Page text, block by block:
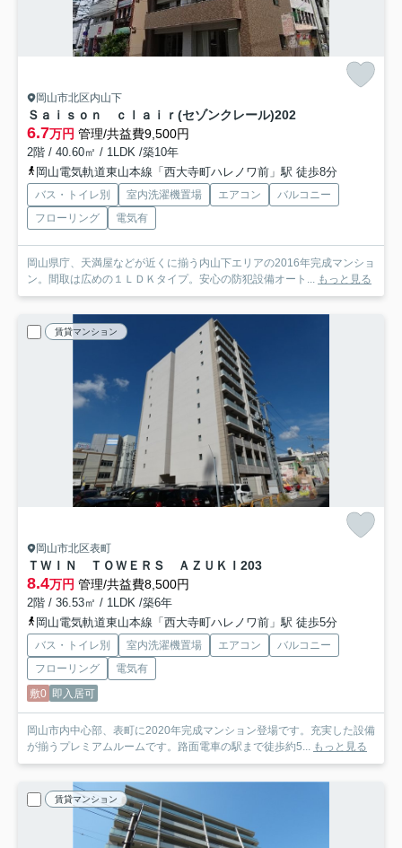
岡山市北区内山下
Ｓａｉｓｏｎ ｃｌａｉｒ(セゾンクレール)202
6.7万円 管理/共益費9,500円
2階 / 40.60㎡ / 1LDK /築10年
岡山電気軌道東山本線「西大寺町ハレノワ前」駅 徒歩8分
バス・トイレ別 室内洗濯機置場 エアコン
バルコニー
フローリング
電気有
岡山県庁、天満屋などが近くに揃う内山下エリアの2016年完成マンショ
ン。間取は広めの１ＬＤＫタイプ。安心の防犯設備オート... もっと見る
賃貸マンション
岡山市北区表町
ＴＷＩＮ ＴＯＷＥＲＳ ＡＺＵＫＩ 203
8.4万円 管理/共益費8,500円
2階 / 36.53㎡ / 1LDK /築6年
岡山電気軌道東山本線「西大寺町ハレノワ前」駅 徒歩5分
バス・トイレ別 室内洗濯機置場 エアコン
バルコニー
フローリング
電気有
敷0 即入居可
岡山市内中心部、表町に2020年完成マンション登場です。充実した設備
が揃うプレミアムルームです。路面電車の駅まで徒歩約5... もっと見る
賃貸マンション